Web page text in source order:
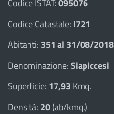
Codice ISTAT:095076
Codice Catastale: I721
Abitanti: 351 al 31/08/2018
Denominazione:Siapiccesi
Superficie: 17,93 Kmq.
Densità: 20(ab/kmq.)